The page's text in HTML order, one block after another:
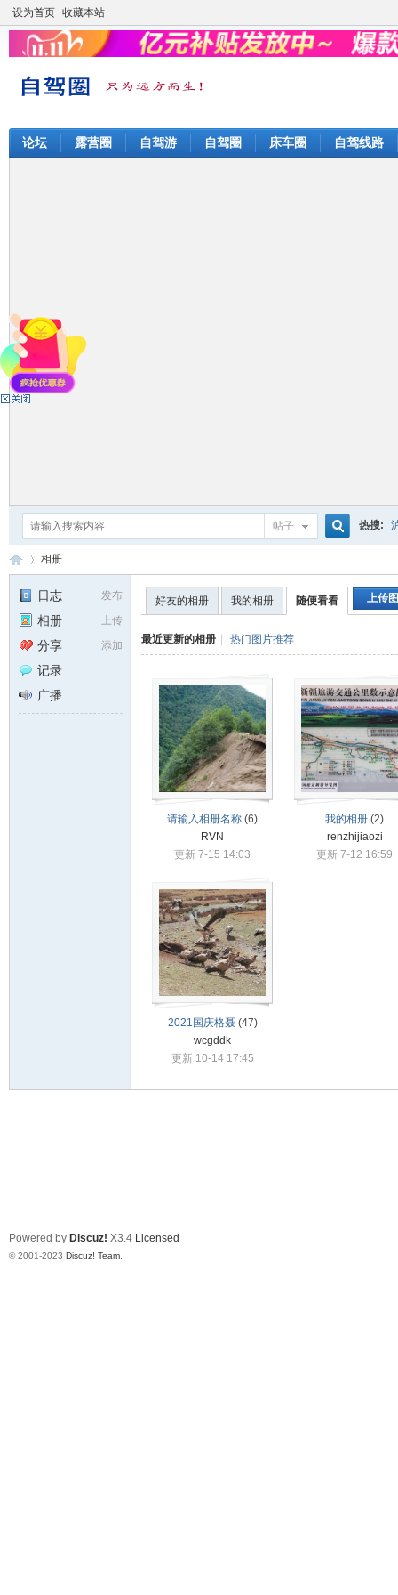
设为首页 收藏本站
论坛 露营圈 自驾游 自驾圈 床车圈 自驾线路
帖子 热搜:
相册
发布
日志
上传
相册
添加
分享
记录
广播
好友的相册 我的相册 随便看看 上传
最近更新的相册 热门图片推荐
请输入相册名称 (6)
RVN
更新 7-15 14:03
我的相册 (2)
renzhijiaozi
更新 7-12 16:59
2021国庆格聂(47)
wcgddk
更新 10-14 17:45
Powered by Discuz! X3.4 Licensed
© 2001-2023 Discuz! Team